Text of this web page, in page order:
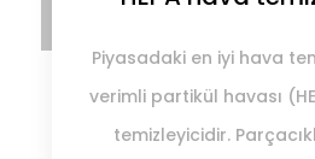
Piyasadaki en iyi hava
verimli partikül havası
temizleyicidir.